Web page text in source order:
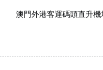
澳門外港客運碼頭直升